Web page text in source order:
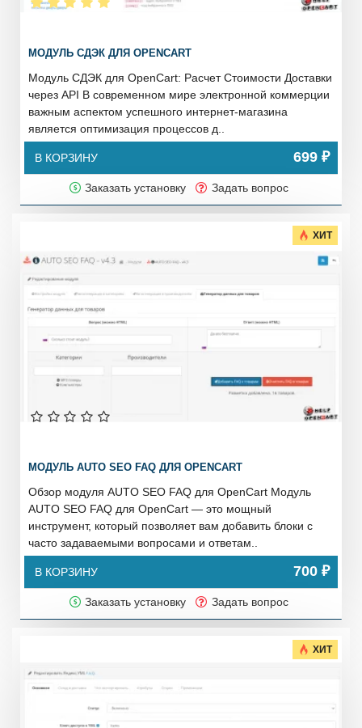
МОДУЛЬ СДЭК ДЛЯ OPENCART
Модуль СДЭК для OpenCart: Расчет Стоимости Доставки
через API В современном мире электронной коммерции
важным аспектом успешного интернет-магазина
является оптимизация процессов д..
В КОРЗИНУ 699 ₽
Заказать установку Задать вопрос
ХИТ
МОДУЛЬ AUTO SEO FAQ ДЛЯ OPENCART
Обзор модуля AUTO SEO FAQ для OpenCart Модуль
AUTO SEO FAQ для OpenCart — это мощный
инструмент, который позволяет вам добавить блоки с
часто задаваемыми вопросами и ответам..
В КОРЗИНУ 700 ₽
Заказать установку Задать вопрос
ХИТ